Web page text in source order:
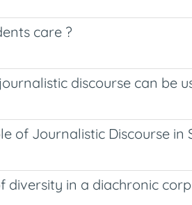
care ?
discourse can be
of Journalistic Discourse
diversity in a diachronic